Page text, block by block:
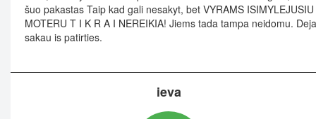
šuo pakastas Taip kad gali nesakyt, bet VYRAMS ISIMYLEJUSIU
MOTERU T I K R A I NEREIKIA! Jiems tada tampa neidomu.
sakau is patirties.
ieva